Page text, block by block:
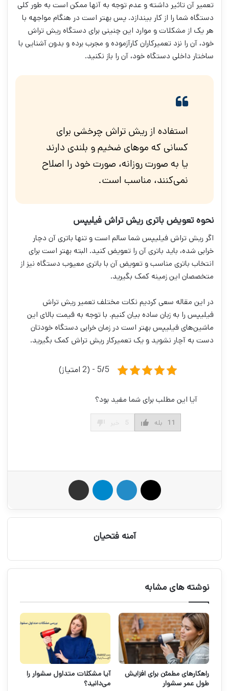
تعمیر آن تاثیر داشته و عدم توجه به آنها ممکن است به طور کلی
دستگاه شما را از کار بیندازد. پس بهتر است در هنگام مواجهه با
هر یک از مشکلات و موارد این چنینی برای دستگاه ریش تراش
خود، آن را نزد تعمیرکاران کارآزموده و مجرب برده و بدون آشنایی با
ساختار داخلی دستگاه خود، آن را باز نکنید.
استفاده از ریش تراش چرخشی برای
کسانی که موهای ضخیم و بلندی دارند
یا به صورت روزانه، صورت خود را اصلاح
نمی‌کنند، مناسب است.
نحوه تعویض باتری ریش تراش فیلیپس
اگر ریش تراش فیلیپس شما سالم است و تنها باتری آن دچار
خرابی شده، باید باتری آن را تعویض کنید. البته بهتر است برای
انتخاب باتری مناسب و تعویض آن با باتری معیوب دستگاه نیز از
متخصصان این زمینه کمک بگیرید.
در این مقاله سعی کردیم نکات مختلف تعمیر ریش تراش
فیلیپس را به زبان ساده بیان کنیم. با توجه به قیمت بالای این
ماشین‌های فیلیپس بهتر است در زمان خرابی دستگاه خودتان
دست به آچار نشوید و یک تعمیرکار ریش تراش کمک بگیرید.
5/5 - (2 امتیاز)
آیا این مطلب برای شما مفید بود؟
بله 11
لینکدین تلگرام
آمنه فتحیان
نوشته های مشابه
راهکارهای مطمئن برای افزایش
طول عمر سشوار
آیا مشکلات متداول سشوار را
می‌دانید؟